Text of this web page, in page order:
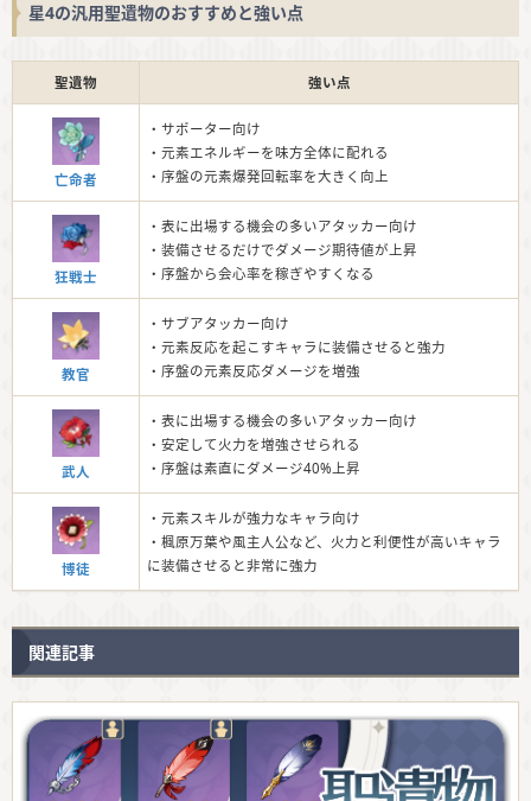
星4の汎用聖遺物のおすすめと強い点
聖遺物 強い点
亡命者
・サポーター向け
・元素エネルギーを味方全体に配れる
・序盤の元素爆発回転率を大きく向上
狂戦士
・表に出場する機会の多いアタッカー向け
・装備させるだけでダメージ期待値が上昇
・序盤から会心率を稼ぎやすくなる
教官
・サブアタッカー向け
・元素反応を起こすキャラに装備させると強力
・序盤の元素反応ダメージを増強
武人
・表に出場する機会の多いアタッカー向け
・安定して火力を増強させられる
・序盤は素直にダメージ40%上昇
博徒
・元素スキルが強力なキャラ向け
・楓原万葉や風主人公など、火力と利便性が高いキャラ
に装備させると非常に強力
関連記事